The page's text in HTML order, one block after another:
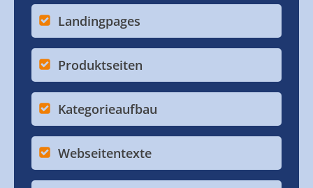
Landingpages
Produktseiten
Kategorieaufbau
Webseitentexte